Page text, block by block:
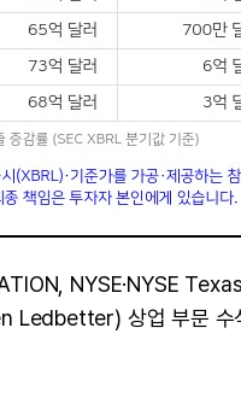
NYSE·NYSE
Ledbetter) 상업 부문 수